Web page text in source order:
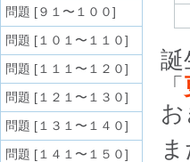
誕
「
お
問題 [９１〜１００]
問題 [１０１〜１１０]
問題 [１１１〜１２０]
問題 [１２１〜１３０]
問題 [１３１〜１４０]
問題 [１４１〜１５０]